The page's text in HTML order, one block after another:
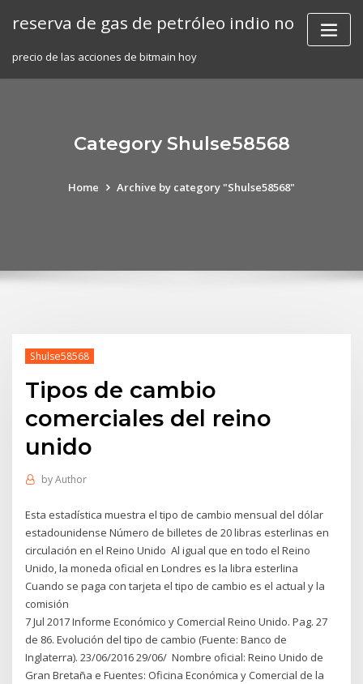
reserva de gas de petróleo indio no
precio de las acciones de bitmain hoy
Category Shulse58568
Home Archive by category "Shulse58568"
Shulse58568
Tipos de cambio
comerciales del reino
unido
byAuthor
Esta estadística muestra el tipo de cambio mensual del dólar
estadounidense Número de billetes de 20 libras esterlinas en
circulación en el Reino Unido Al igual que en todo el Reino
Unido, la moneda oficial en Londres es la libra esterlina
Cuando se paga con tarjeta el tipo de cambio es el actual y la
comisión
7 Jul 2017 Informe Económico y Comercial Reino Unido. Pag. 27
de 86. Evolución del tipo de cambio (Fuente: Banco de
Inglaterra). 23/06/2016 29/06/ Nombre oficial: Reino Unido de
Gran Bretaña e Fuentes: Oficina Económica y Comercial de la